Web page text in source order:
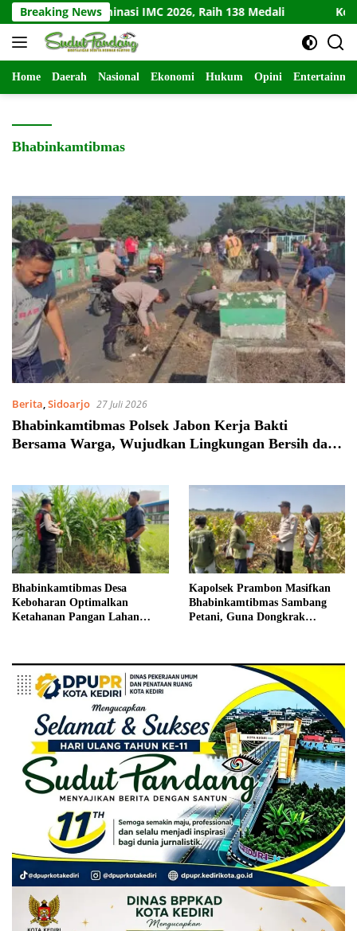
Langsung
ke
konten
Breaking News
Barat Dominasi IMC 2026, Raih 138 Medali Kodim
Home Daerah Nasional Ekonomi Hukum Opini
Bhabinkamtibmas
Berita,Sidoarjo 27 Juli 2026
Bhabinkamtibmas Polsek Jabon Kerja Bakti
Bersama Warga, Wujudkan Lingkungan Bersih dan
Bhabinkamtibmas Desa
Keboharan Optimalkan
Ketahanan Pangan Lahan
Kapolsek Prambon Masifkan
Bhabinkamtibmas Sambang
Petani, Guna Dongkrak